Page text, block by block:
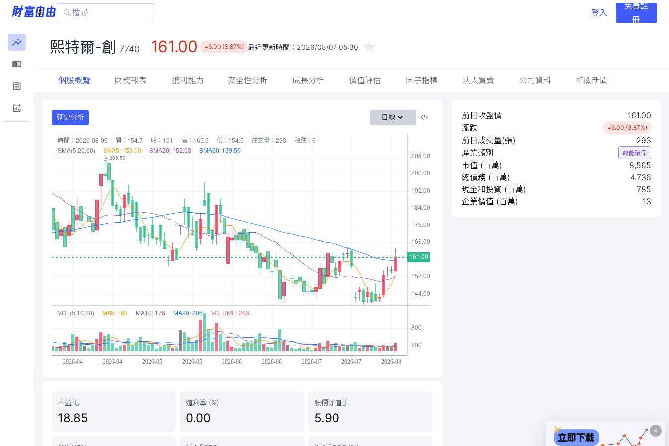
登入
免費註
冊
熙特爾-創 7740 161.00 6.00 (3.87%) 最近更新時間： 2026/08/07 05:30
個股概覽 財務報表 獲利能力 安全性分析 成長分析 價值評估 因子指標 法人買賣 公司資料 相關新聞
歷史分析 日線
本益比
18.85
殖利率 (%)
0.00
股價淨值比
5.90
前日收盤價
161.00
漲跌
6.00 (3.87%)
前日成交量(張)
293
產業類別
綠能環保
市值 (百萬)
8,565
總債務 (百萬)
4.736
現金和投資 (百萬)
785
企業價值 (百萬)
13